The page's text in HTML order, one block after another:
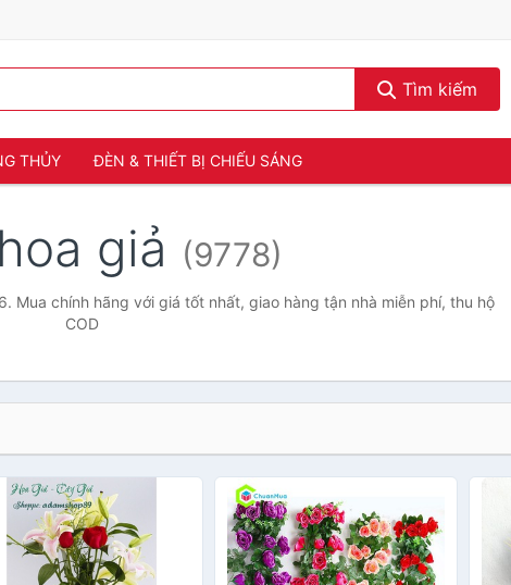
Tìm kiếm
THỦY ĐÈN & THIẾT BỊ CHIẾU SÁNG
giả (9778)
Mua chính hãng với giá tốt nhất, giao hàng tận nhà miễn phí, thu hộ
COD